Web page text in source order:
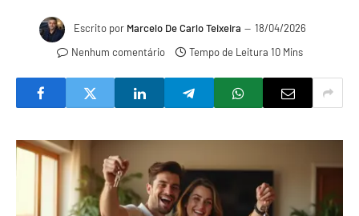
Escrito por Marcelo De Carlo Teixeira
18/04/2026
Nenhum comentário
Tempo de Leitura 10 Mins